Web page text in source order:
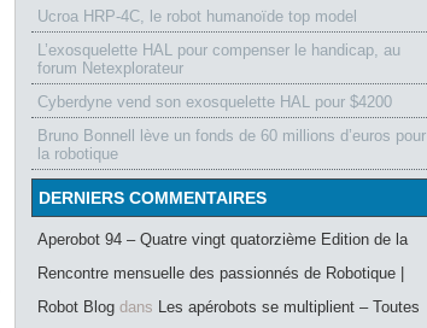
Ucroa HRP-4C, le robot humanoïde top model
L’exosquelette HAL pour compenser le handicap, au
forum Netexplorateur
Cyberdyne vend son exosquelette HAL pour $4200
Bruno Bonnell lève un fonds de 60 millions d’euros pour
la robotique
DERNIERS COMMENTAIRES
Aperobot 94 – Quatre vingt quatorzième Edition de la
Rencontre mensuelle des passionnés de Robotique |
Robot Blog dans Les apérobots se multiplient – Toutes